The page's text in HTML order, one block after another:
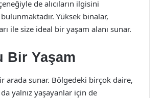
de alıcıların ilgisini
Yüksek binalar,
ile size ideal bir yaşam alanı sunar.
Bir Yaşam
arada sunar. Bölgedeki birçok daire,
yalnız yaşayanlar için de